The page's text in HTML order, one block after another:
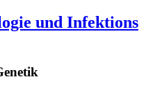
und Infektions